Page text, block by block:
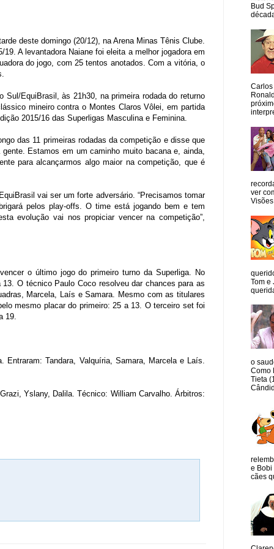
deste domingo (20/12), na Arena Minas Tênis Clube.
A levantadora Naiane foi eleita a melhor jogadora em
do jogo, com 25 tentos anotados. Com a vitória, o
EquiBrasil, às 21h30, na primeira rodada do returno
mineiro contra o Montes Claros Vôlei, em partida
2015/16 das Superligas Masculina e Feminina.
das 11 primeiras rodadas da competição e disse que
Estamos em um caminho muito bacana e, ainda,
para alcançarmos algo maior na competição, que é
vai ser um forte adversário. “Precisamos tomar
pelos play-offs. O time está jogando bem e tem
evolução vai nos propiciar vencer na competição”,
o último jogo do primeiro turno da Superliga. No
O técnico Paulo Coco resolveu dar chances para as
Marcela, Laís e Samara. Mesmo com as titulares
mesmo placar do primeiro: 25 a 13. O terceiro set foi
19.
Entraram: Tandara, Valquíria, Samara, Marcela e Laís.
Yslany, Dalila. Técnico: William Carvalho. Árbitros:
Bud
Carlos
ver
Tom e
o
Como
Tieta
e Bobi
cães